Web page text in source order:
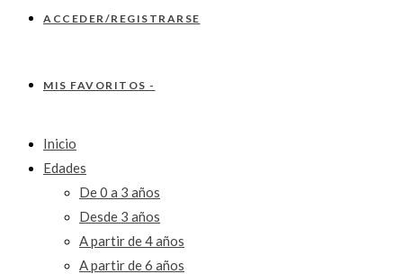
ACCEDER/REGISTRARSE
MIS FAVORITOS -
Inicio
Edades
De 0 a 3 años
Desde 3 años
A partir de 4 años
A partir de 6 años